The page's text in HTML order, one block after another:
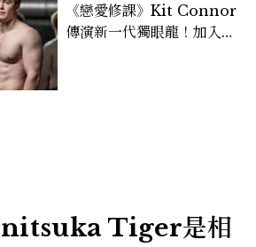
《戀愛修課》Kit Connor
傳演新一代獨眼龍！加入新
Tiger是相